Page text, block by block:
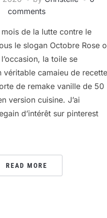
comments
mois de la lutte contre le
le slogan Octobre Rose
la toile se
véritable camaieu de
de remake vanille de 50
version cuisine. J’ai
d’intérêt sur pinterest
READ MORE